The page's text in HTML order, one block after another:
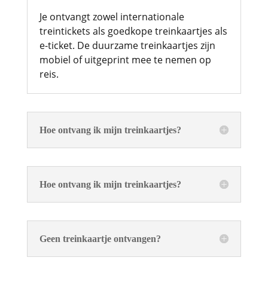
Je ontvangt zowel internationale
treintickets als goedkope treinkaartjes als
e-ticket. De duurzame treinkaartjes zijn
mobiel of uitgeprint mee te nemen op
reis.
Hoe ontvang ik mijn treinkaartjes?
Hoe ontvang ik mijn treinkaartjes?
Geen treinkaartje ontvangen?